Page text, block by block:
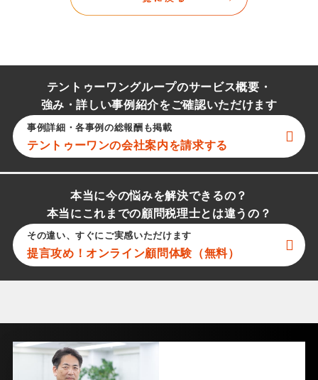
テントゥーワングループのサービス概要・
強み・詳しい事例紹介をご確認いただけます
事例詳細・各事例の総報酬も掲載
テントゥーワンの会社案内を請求する
本当に今の悩みを解決できるの？
本当にこれまでの顧問税理士とは違うの？
その違い、すぐにご実感いただけます
提言攻め！オンライン顧問体験（無料）